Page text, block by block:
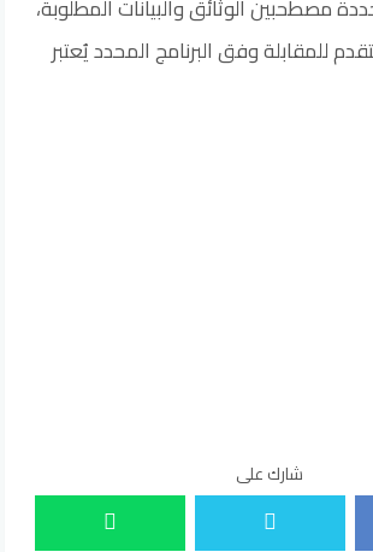
مصطحبين الوثائق والبيانات المطلوبة،
للمقابلة وفق البرنامج المحدد يُعتبر
شارك على